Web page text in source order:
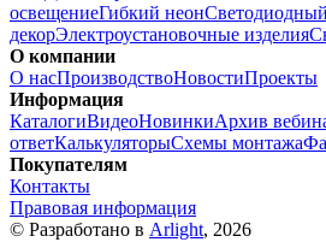
освещениеГибкий неонСветодиодный
декорЭлектроустановочные изделия
О компании
О насПроизводствоНовостиПроекты
Информация
КаталогиВидеоНовинкиАрхив
ответКалькуляторыСхемы монтажа
Покупателям
Контакты
Правовая информация
© Разработано в Arlight, 2026